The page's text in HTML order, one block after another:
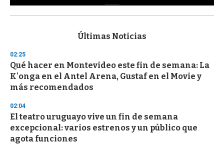
s
d
s
o
f
3
s
e
c
o
n
Últimas Noticias
02:25
Qué hacer en Montevideo este fin de semana: La
K'onga en el Antel Arena, Gustaf en el Movie y
más recomendados
02:04
El teatro uruguayo vive un fin de semana
excepcional: varios estrenos y un público que
agota funciones